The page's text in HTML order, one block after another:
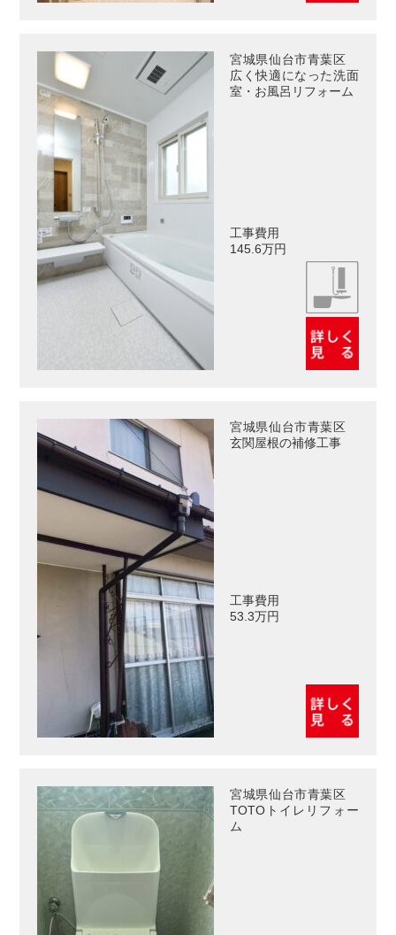
宮城県仙台市青葉区
広く快適になった洗面
室・お風呂リフォーム
工事費用
145.6万円
宮城県仙台市青葉区
玄関屋根の補修工事
工事費用
53.3万円
宮城県仙台市青葉区
TOTOトイレリフォー
ム